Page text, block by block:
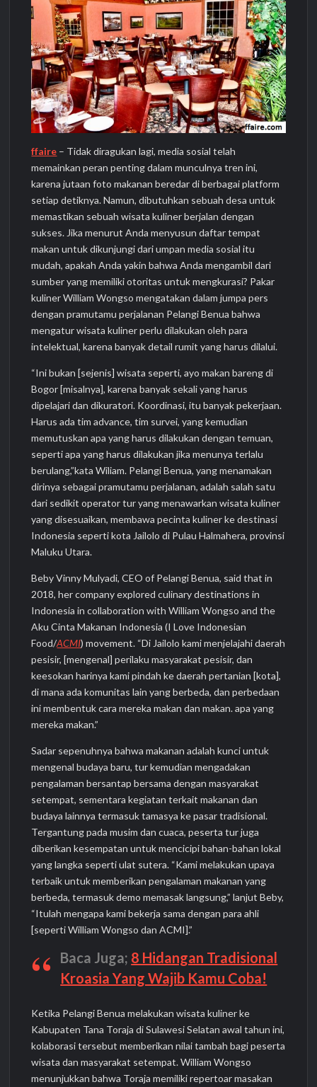
ffaire – Tidak diragukan lagi, media sosial telah
memainkan peran penting dalam munculnya tren ini,
karena jutaan foto makanan beredar di berbagai platform
setiap detiknya. Namun, dibutuhkan sebuah desa untuk
memastikan sebuah wisata kuliner berjalan dengan
sukses. Jika menurut Anda menyusun daftar tempat
makan untuk dikunjungi dari umpan media sosial itu
mudah, apakah Anda yakin bahwa Anda mengambil dari
sumber yang memiliki otoritas untuk mengkurasi? Pakar
kuliner William Wongso mengatakan dalam jumpa pers
dengan pramutamu perjalanan Pelangi Benua bahwa
mengatur wisata kuliner perlu dilakukan oleh para
intelektual, karena banyak detail rumit yang harus dilalui.
“Ini bukan [sejenis] wisata seperti, ayo makan bareng di
Bogor [misalnya], karena banyak sekali yang harus
dipelajari dan dikuratori. Koordinasi, itu banyak pekerjaan.
Harus ada tim advance, tim survei, yang kemudian
memutuskan apa yang harus dilakukan dengan temuan,
seperti apa yang harus dilakukan jika menunya terlalu
berulang,”kata Wiliam. Pelangi Benua, yang menamakan
dirinya sebagai pramutamu perjalanan, adalah salah satu
dari sedikit operator tur yang menawarkan wisata kuliner
yang disesuaikan, membawa pecinta kuliner ke destinasi
Indonesia seperti kota Jailolo di Pulau Halmahera, provinsi
Maluku Utara.
Beby Vinny Mulyadi, CEO of Pelangi Benua, said that in
2018, her company explored culinary destinations in
Indonesia in collaboration with William Wongso and the
Aku Cinta Makanan Indonesia (I Love Indonesian
Food/ACMI) movement. “Di Jailolo kami menjelajahi daerah
pesisir, [mengenal] perilaku masyarakat pesisir, dan
keesokan harinya kami pindah ke daerah pertanian [kota],
di mana ada komunitas lain yang berbeda, dan perbedaan
ini membentuk cara mereka makan dan makan. apa yang
mereka makan.”
Sadar sepenuhnya bahwa makanan adalah kunci untuk
mengenal budaya baru, tur kemudian mengadakan
pengalaman bersantap bersama dengan masyarakat
setempat, sementara kegiatan terkait makanan dan
budaya lainnya termasuk tamasya ke pasar tradisional.
Tergantung pada musim dan cuaca, peserta tur juga
diberikan kesempatan untuk mencicipi bahan-bahan lokal
yang langka seperti ulat sutera. “Kami melakukan upaya
terbaik untuk memberikan pengalaman makanan yang
berbeda, termasuk demo memasak langsung,” lanjut Beby,
“Itulah mengapa kami bekerja sama dengan para ahli
[seperti William Wongso dan ACMI].”
Baca Juga; 8 Hidangan Tradisional
Kroasia Yang Wajib Kamu Coba!
Ketika Pelangi Benua melakukan wisata kuliner ke
Kabupaten Tana Toraja di Sulawesi Selatan awal tahun ini,
kolaborasi tersebut memberikan nilai tambah bagi peserta
wisata dan masyarakat setempat. William Wongso
menunjukkan bahwa Toraja memiliki repertoar masakan